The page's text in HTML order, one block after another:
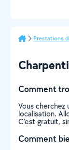
Prestations
Comment
Vous
localisation.
C’est gratuit,
Comment